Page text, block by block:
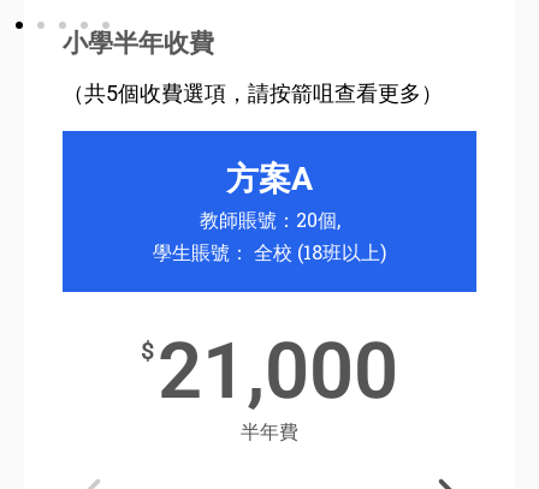
小學半年收費
（共5個收費選項，請按箭咀查看更多）
方案A
教師賬號：20個,
學生賬號： 全校 (18班以上)
$ 21,000
半年費